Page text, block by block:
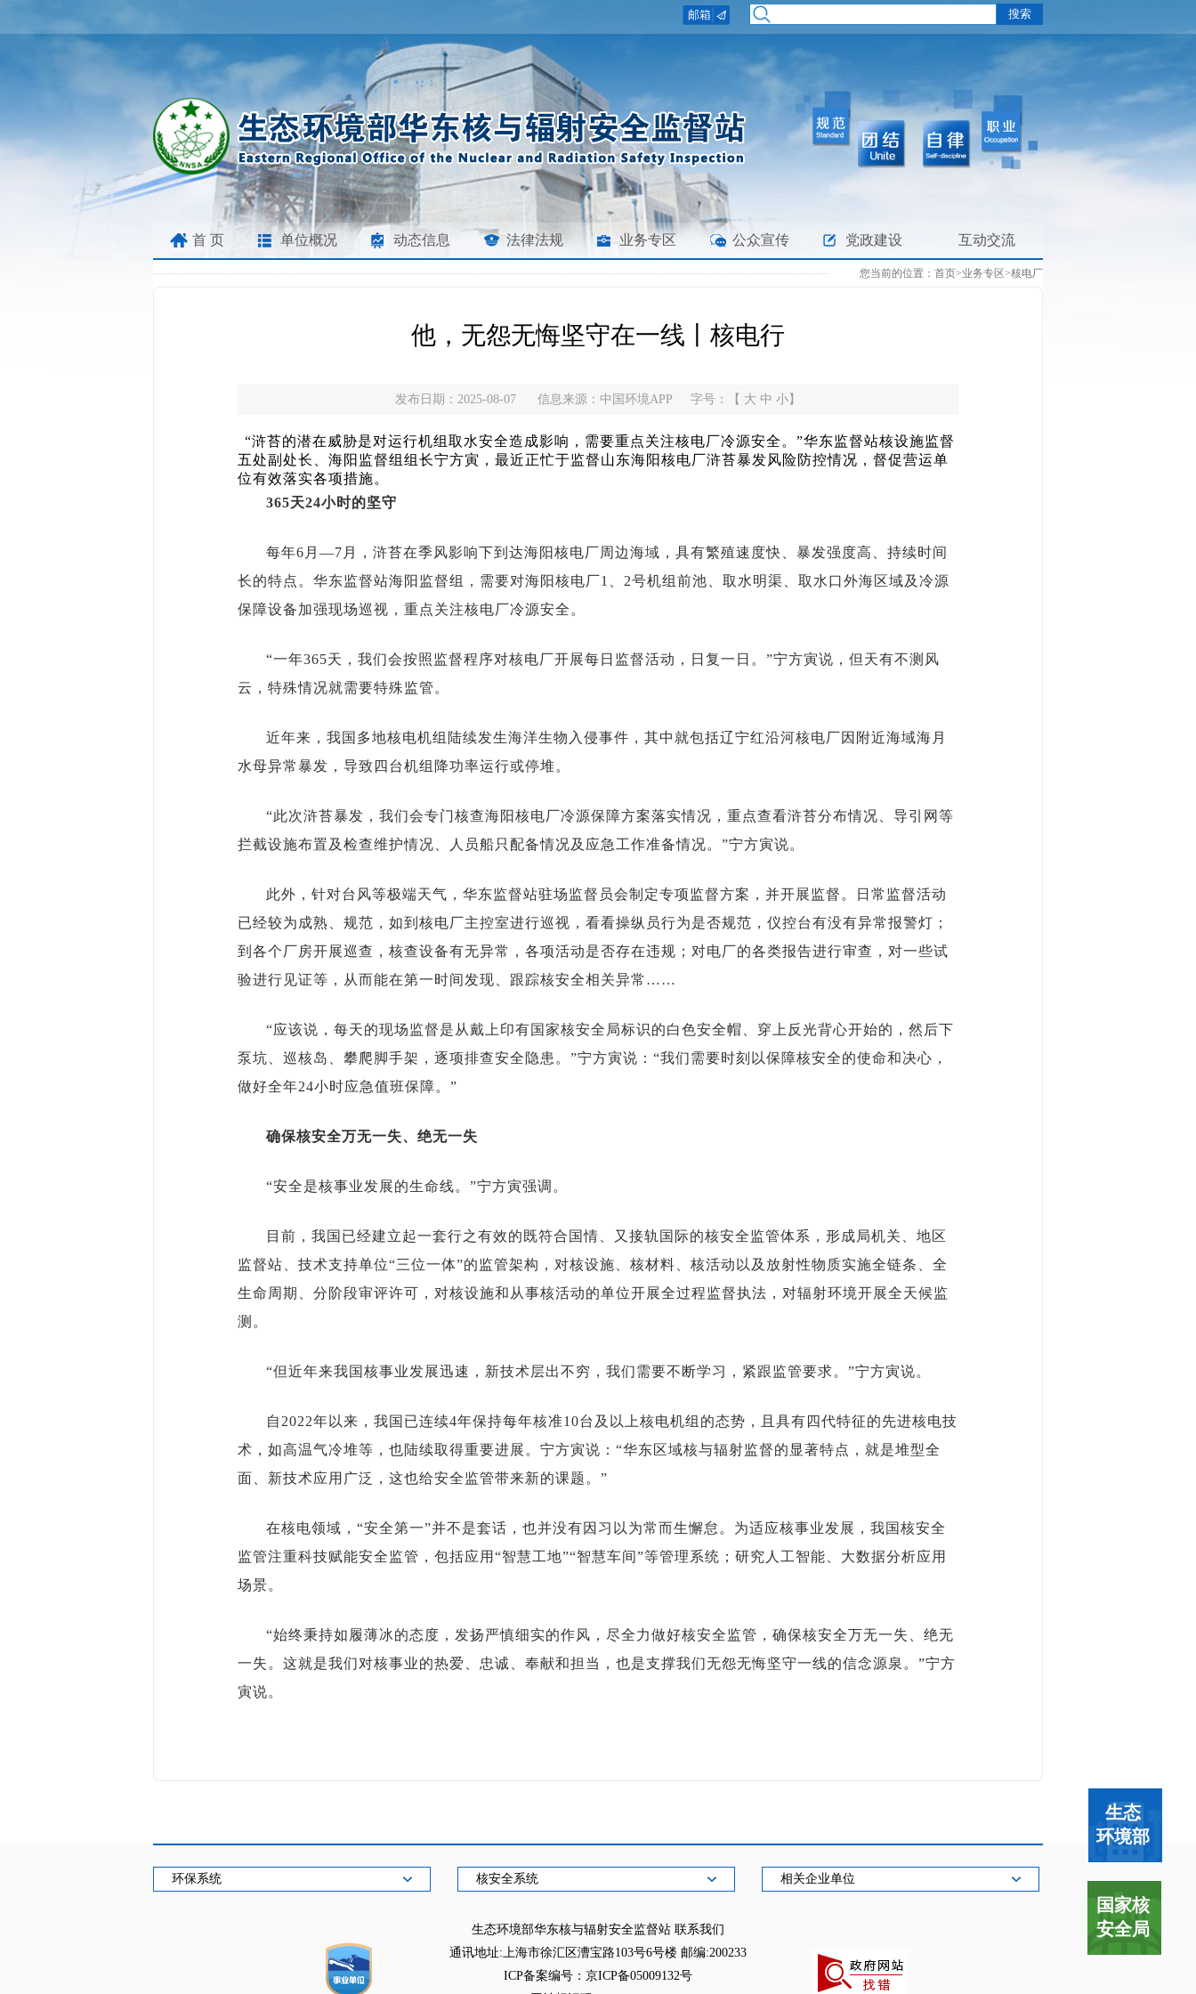
首 页 单位概况 动态信息 法律法规 业务专区 公众宣传 党政建设 互动交流
您当前的位置： 首页>业务专区>核电厂
他，无怨无悔坚守在一线丨核电行
发布日期：2025-08-07 信息来源：中国环境APP 字号：【 大 中 小 】
“浒苔的潜在威胁是对运行机组取水安全造成影响，需要重点关注核电厂冷源安全。”华东监督站核设施监督
五处副处长、海阳监督组组长宁方寅，最近正忙于监督山东海阳核电厂浒苔暴发风险防控情况，督促营运单
位有效落实各项措施。
365天24小时的坚守
每年6月—7月，浒苔在季风影响下到达海阳核电厂周边海域，具有繁殖速度快、暴发强度高、持续时间
长的特点。华东监督站海阳监督组，需要对海阳核电厂1、2号机组前池、取水明渠、取水口外海区域及冷源
保障设备加强现场巡视，重点关注核电厂冷源安全。
“一年365天，我们会按照监督程序对核电厂开展每日监督活动，日复一日。”宁方寅说，但天有不测风
云，特殊情况就需要特殊监管。
近年来，我国多地核电机组陆续发生海洋生物入侵事件，其中就包括辽宁红沿河核电厂因附近海域海月
水母异常暴发，导致四台机组降功率运行或停堆。
“此次浒苔暴发，我们会专门核查海阳核电厂冷源保障方案落实情况，重点查看浒苔分布情况、导引网等
拦截设施布置及检查维护情况、人员船只配备情况及应急工作准备情况。”宁方寅说。
此外，针对台风等极端天气，华东监督站驻场监督员会制定专项监督方案，并开展监督。日常监督活动
已经较为成熟、规范，如到核电厂主控室进行巡视，看看操纵员行为是否规范，仪控台有没有异常报警灯；
到各个厂房开展巡查，核查设备有无异常，各项活动是否存在违规；对电厂的各类报告进行审查，对一些试
验进行见证等，从而能在第一时间发现、跟踪核安全相关异常……
“应该说，每天的现场监督是从戴上印有国家核安全局标识的白色安全帽、穿上反光背心开始的，然后下
泵坑、巡核岛、攀爬脚手架，逐项排查安全隐患。”宁方寅说：“我们需要时刻以保障核安全的使命和决心，
做好全年24小时应急值班保障。”
确保核安全万无一失、绝无一失
“安全是核事业发展的生命线。”宁方寅强调。
目前，我国已经建立起一套行之有效的既符合国情、又接轨国际的核安全监管体系，形成局机关、地区
监督站、技术支持单位“三位一体”的监管架构，对核设施、核材料、核活动以及放射性物质实施全链条、全
生命周期、分阶段审评许可，对核设施和从事核活动的单位开展全过程监督执法，对辐射环境开展全天候监
测。
“但近年来我国核事业发展迅速，新技术层出不穷，我们需要不断学习，紧跟监管要求。”宁方寅说。
自2022年以来，我国已连续4年保持每年核准10台及以上核电机组的态势，且具有四代特征的先进核电技
术，如高温气冷堆等，也陆续取得重要进展。宁方寅说：“华东区域核与辐射监督的显著特点，就是堆型全
面、新技术应用广泛，这也给安全监管带来新的课题。”
在核电领域，“安全第一”并不是套话，也并没有因习以为常而生懈怠。为适应核事业发展，我国核安全
监管注重科技赋能安全监管，包括应用“智慧工地”“智慧车间”等管理系统；研究人工智能、大数据分析应用
场景。
“始终秉持如履薄冰的态度，发扬严慎细实的作风，尽全力做好核安全监管，确保核安全万无一失、绝无
一失。这就是我们对核事业的热爱、忠诚、奉献和担当，也是支撑我们无怨无悔坚守一线的信念源泉。”宁方
寅说。
环保系统 核安全系统 相关企业单位
生态环境部华东核与辐射安全监督站 联系我们
通讯地址:上海市徐汇区漕宝路103号6号楼 邮编:200233
ICP备案编号：京ICP备05009132号
生态
环境部
国家核
安全局